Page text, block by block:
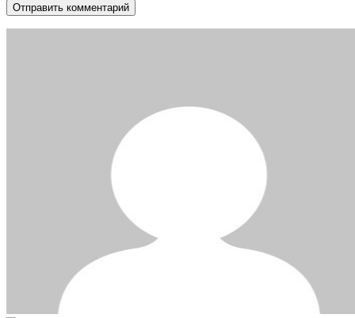
Отправить комментарий